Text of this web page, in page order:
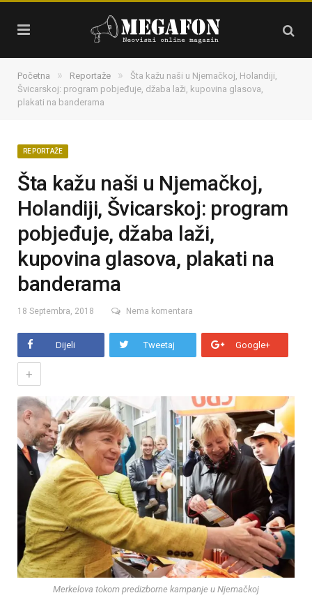
Početna » Reportaže »
Šta kažu naši u Njemačkoj, Holandiji,
Švicarskoj: program pobjeđuje, džaba laži, kupovina glasova,
plakati na banderama
REPORTAŽE
Šta kažu naši u Njemačkoj,
Holandiji, Švicarskoj: program
pobjeđuje, džaba laži,
kupovina glasova, plakati na
banderama
18 Septembra, 2018 Nema komentara
Dijeli Tweetaj Google+
+
Merkelova tokom predizborne kampanje u Njemačkoj